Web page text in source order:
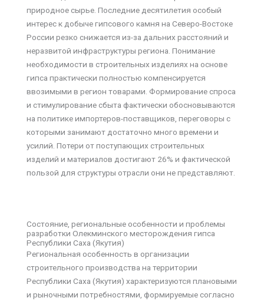
природное сырье. Последние десятилетия особый
интерес к добыче гипсового камня на Северо-Востоке
России резко снижается из-за дальних расстояний и
неразвитой инфраструктуры региона. Понимание
необходимости в строительных изделиях на основе
гипса практически полностью компенсируется
ввозимыми в регион товарами. Формирование спроса
и стимулирование сбыта фактически обосновываются
на политике импортеров-поставщиков, переговоры с
которыми занимают достаточно много времени и
усилий. Потери от поступающих строительных
изделий и материалов достигают 26% и фактической
пользой для структуры отрасли они не представляют.
Состояние, региональные особенности и проблемы
разработки Олекминского месторождения гипса
Республики Саха (Якутия)
Региональная особенность в организации
строительного производства на территории
Республики Саха (Якутия) характеризуются плановыми
и рыночными потребностями, формируемые согласно